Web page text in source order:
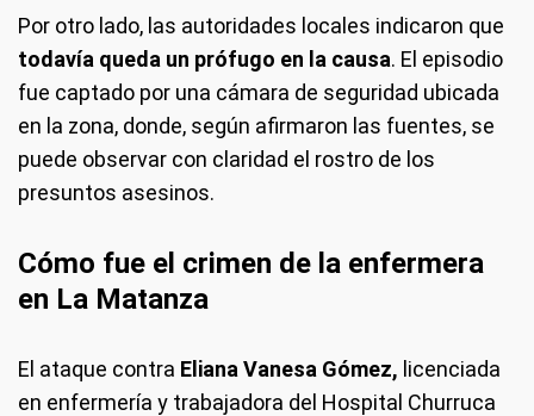
Por otro lado, las autoridades locales indicaron que
todavía queda un prófugo en la causa. El episodio
fue captado por una cámara de seguridad ubicada
en la zona, donde, según afirmaron las fuentes, se
puede observar con claridad el rostro de los
presuntos asesinos.
Cómo fue el crimen de la enfermera
en La Matanza
El ataque contra Eliana Vanesa Gómez, licenciada
en enfermería y trabajadora del Hospital Churruca